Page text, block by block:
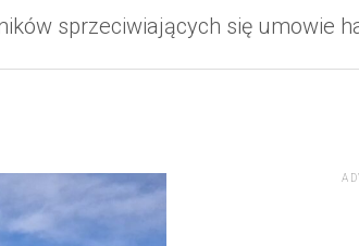
sprzeciwiających się umowie